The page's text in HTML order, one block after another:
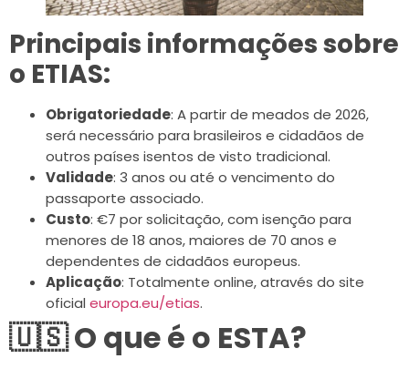
Principais informações sobre
o ETIAS:
Obrigatoriedade: A partir de meados de 2026,
será necessário para brasileiros e cidadãos de
outros países isentos de visto tradicional.
Validade: 3 anos ou até o vencimento do
passaporte associado.
Custo: €7 por solicitação, com isenção para
menores de 18 anos, maiores de 70 anos e
dependentes de cidadãos europeus.
Aplicação: Totalmente online, através do site
oficial europa.eu/etias.
🇺🇸 O que é o ESTA?